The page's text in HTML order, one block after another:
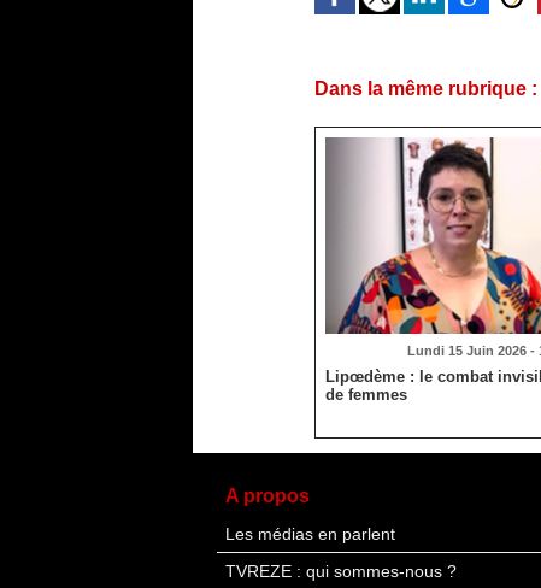
Dans la même rubrique :
Lundi 15 Juin 2026 -
Lipœdème : le combat
de femmes
A propos
Les médias en parlent
TVREZE : qui sommes-nous ?